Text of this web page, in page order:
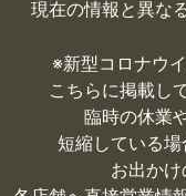
現在の情報と異な
※新型コロナウ
こちらに掲載し
臨時の休業
短縮している場
お出かけ